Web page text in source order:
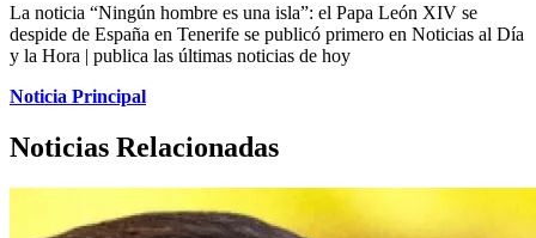
La noticia “Ningún hombre es una isla”: el Papa León XIV se
despide de España en Tenerife se publicó primero en Noticias al Día
y la Hora | publica las últimas noticias de hoy
Noticia Principal
Noticias Relacionadas